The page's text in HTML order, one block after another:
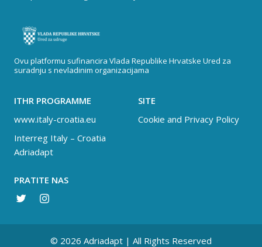
Ovu platformu sufinancira Vlada Republike Hrvatske Ured za
suradnju s nevladinim organizacijama
ITHR PROGRAMME
www.italy-croatia.eu
Interreg Italy – Croatia
Adriadapt
SITE
Cookie and Privacy Policy
PRATITE NAS
© 2026 Adriadapt | All Rights Reserved